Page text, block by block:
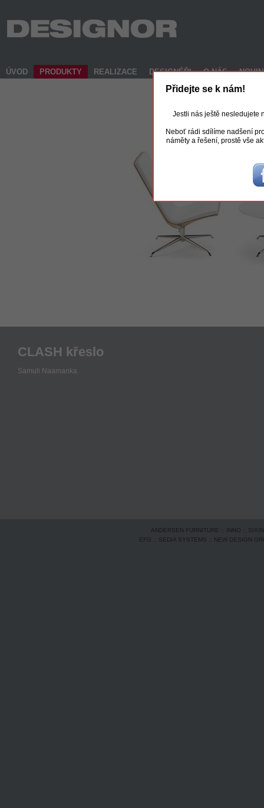
ÚVOD PRODUKTY REALIZACE DESIGNÉŘI O NÁS
CLASH křeslo
Samuli Naamanka
ANDERSEN FURNITURE :: INNO ::
EFG :: SEDIA SYSTEMS :: NEW DESIGN
Přidejte se k nám!
Jestli nás ještě nesledujete
Neboť rádi sdílíme nadšení
náměty a řešení, prostě vše